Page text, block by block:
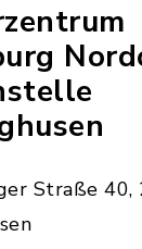
Straße 40,